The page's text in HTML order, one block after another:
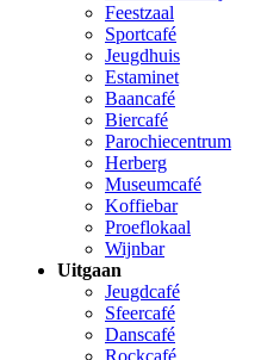
Feestzaal
Sportcafé
Jeugdhuis
Estaminet
Baancafé
Biercafé
Parochiecentrum
Herberg
Museumcafé
Koffiebar
Proeflokaal
Wijnbar
Uitgaan
Jeugdcafé
Sfeercafé
Danscafé